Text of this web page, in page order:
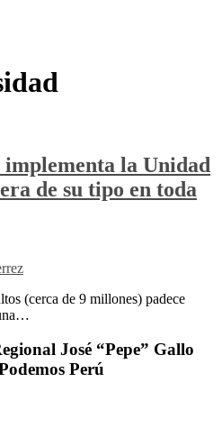
la Unidad
de su tipo en toda
(cerca de 9 millones) padece
José “Pepe” Gallo
Perú